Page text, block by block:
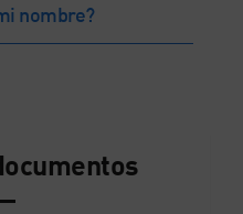
nombre?